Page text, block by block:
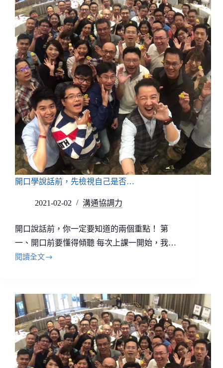
開口學說話前，先檢視自己是否…
2021-02-02 溝通協調力
開口說話前，你一定要知道的兩個重點！ 第
一、開口前要懂得傾聽 每次上課一開始，我…
閱讀全文